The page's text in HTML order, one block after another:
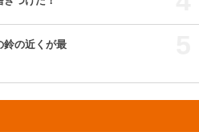
鈴の近くが最